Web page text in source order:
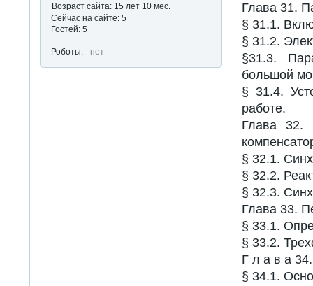
Глава 31.
§ 31.1.
§ 31.2.
§31.3.
большой
§ 31.4.
работе.
Глава 32.
§ 32.1.
§ 32.2.
§ 32.3.
Глава 33.
§ 33.1.
§ 33.2.
Г л а в а
§ 34.1.
Возраст сайта: 15 лет 10 мес.
Сейчас на сайте: 5
Гостей: 5
Роботы:- нет